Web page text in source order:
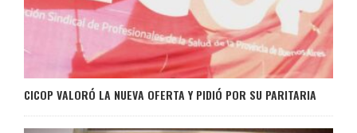
CICOP VALORÓ LA NUEVA OFERTA Y PIDIÓ POR SU PARITARIA